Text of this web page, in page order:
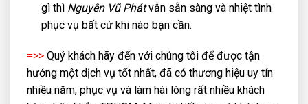
gì thì Nguyên Vũ Phátvẫn sẵn sàng và nhiệt tình
phục vụ bất cứ khi nào bạn cần.
=>> Quý khách hãy đến với chúng tôi để được tận
hưởng một dịch vụ tốt nhất, đã có thương hiệu uy tín
nhiều năm, phục vụ và làm hài lòng rất nhiều khách